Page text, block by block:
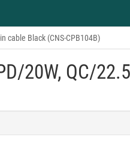
cable Black (CNS-CPB104B)
20W, QC/